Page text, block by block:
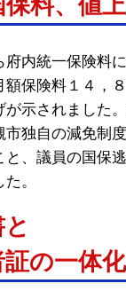
料、値
内統一保険料
保険料１４，
が示されました
市独自の減免制
と、議員の国保
。
の一体